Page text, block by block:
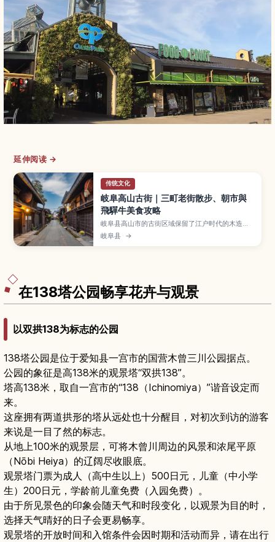
延伸阅读 →
传统文化
岐阜高山古街｜三町老街散步、朝市與
飛驒牛美食攻略
岐阜县高山市的古街区域保留了江户时代的木造町
家，被称为“三町老街”，红色中桥与清晨热闹的朝
市更是人气拍照景点。本文带你认识高山古街的必
岐阜县 →
在138塔公园畅享花卉与观景
以双拱138为标志的公园
138塔公园是位于爱知县一宫市的国营木曾三川公园据点。
公园的象征是高138米的观景塔“双拱138”。
塔高138米，取自一宫市的“138（Ichinomiya）”谐音设定而
来。
这座拥有两道拱形的塔从远处也十分醒目，对初次到访的游客
来说是一目了然的标志。
从地上100米的观景层，可将木曾川周边的风景和浓尾平原
（Nōbi Heiya）的辽阔尽收眼底。
观景塔门票为成人（高中生以上）500日元，儿童（中小学
生）200日元，学龄前儿童免费（入园免费）。
由于所见景色的印象会随天气和时段变化，以观景为目的时，
选择天气晴好的日子会更易畅享。
观景塔的开放时间和入馆条件会因时期和活动而异，请在出行